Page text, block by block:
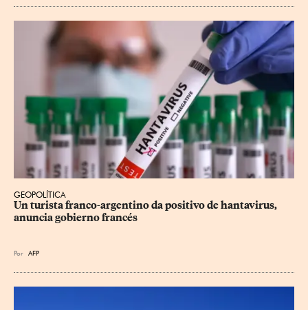
GEOPOLÍTICA
Un turista franco-argentino da positivo de hantavirus,
anuncia gobierno francés
Por AFP